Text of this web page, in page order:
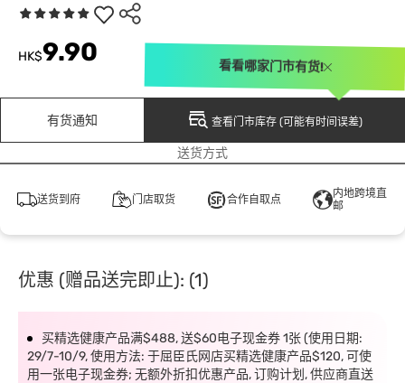
HK$9.90
有货通知 查看门市库存 (可能有时间误差)
看看哪家门市有货!
送货方式
送货到府 门店取货 合作自取点
内地跨境直
邮
优惠 (赠品送完即止): (1)
买精选健康产品满$488, 送$60电子现金券 1张 (使用日期:
29/7-10/9, 使用方法: 于屈臣氏网店买精选健康产品$120, 可使
用一张电子现金券; 无额外折扣优惠产品, 订购计划, 供应商直送